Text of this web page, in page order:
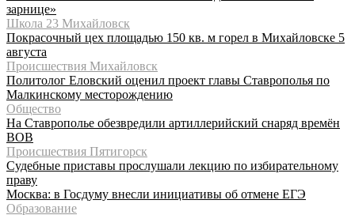
зарнице»
Школа 23 Михайловск
Покрасочный цех площадью 150 кв. м горел в Михайловске 5
августа
Происшествия Михайловск
Политолог Еловский оценил проект главы Ставрополья по
Малкинскому месторождению
Общество
На Ставрополье обезвредили артиллерийский снаряд времён
ВОВ
Происшествия Пятигорск
Судебные приставы прослушали лекцию по избирательному
праву
Москва: в Госдуму внесли инициативы об отмене ЕГЭ
Образование